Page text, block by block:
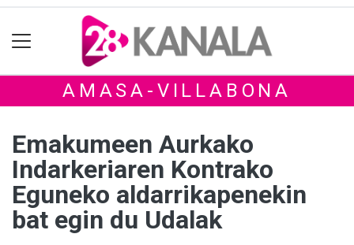
AMASA-VILLABONA
Emakumeen Aurkako
Indarkeriaren Kontrako
Eguneko aldarrikapenekin
bat egin du Udalak